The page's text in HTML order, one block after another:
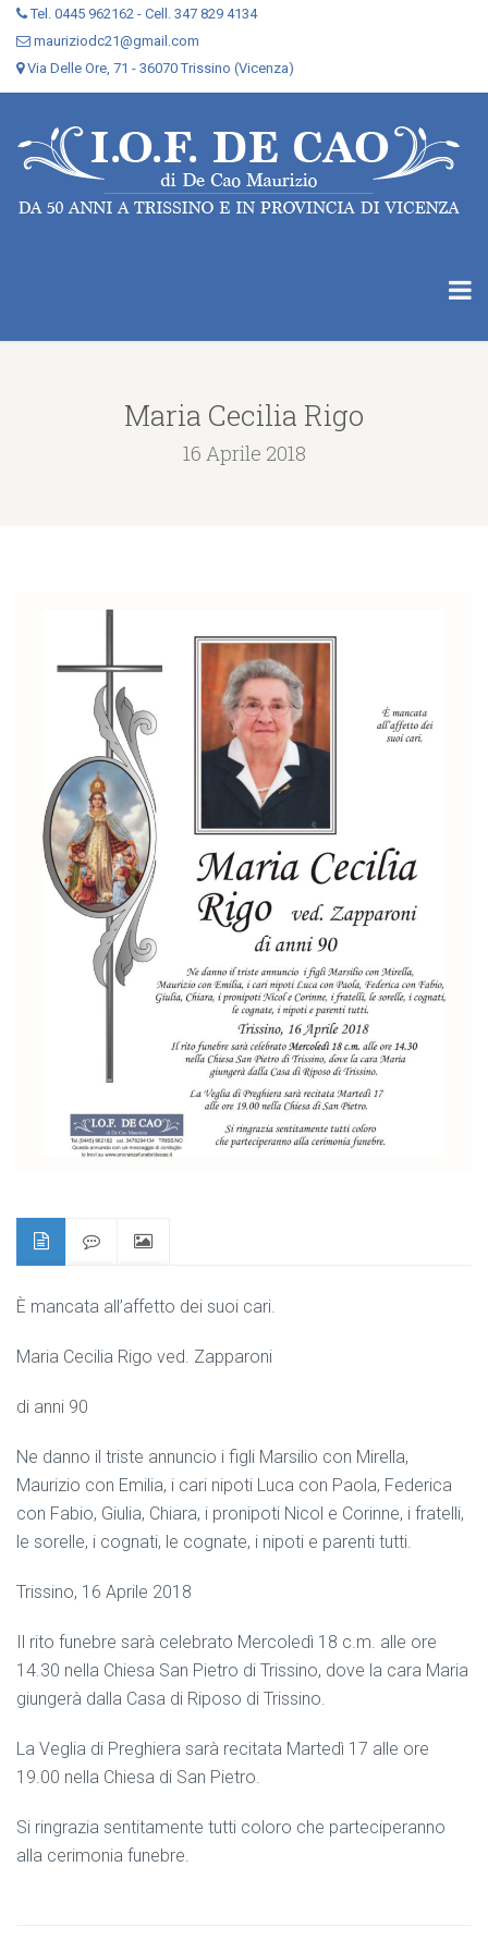
Tel. 0445 962162 - Cell. 347 829 4134
mauriziodc21@gmail.com
Via Delle Ore, 71 - 36070 Trissino (Vicenza)
Maria Cecilia Rigo
16 Aprile 2018
È mancata all’affetto dei suoi cari.
Maria Cecilia Rigo ved. Zapparoni
di anni 90
Ne danno il triste annuncio i figli Marsilio con Mirella,
Maurizio con Emilia, i cari nipoti Luca con Paola, Federica
con Fabio, Giulia, Chiara, i pronipoti Nicol e Corinne, i fratelli,
le sorelle, i cognati, le cognate, i nipoti e parenti tutti.
Trissino, 16 Aprile 2018
Il rito funebre sarà celebrato Mercoledì 18 c.m. alle ore
14.30 nella Chiesa San Pietro di Trissino, dove la cara Maria
giungerà dalla Casa di Riposo di Trissino.
La Veglia di Preghiera sarà recitata Martedì 17 alle ore
19.00 nella Chiesa di San Pietro.
Si ringrazia sentitamente tutti coloro che parteciperanno
alla cerimonia funebre.